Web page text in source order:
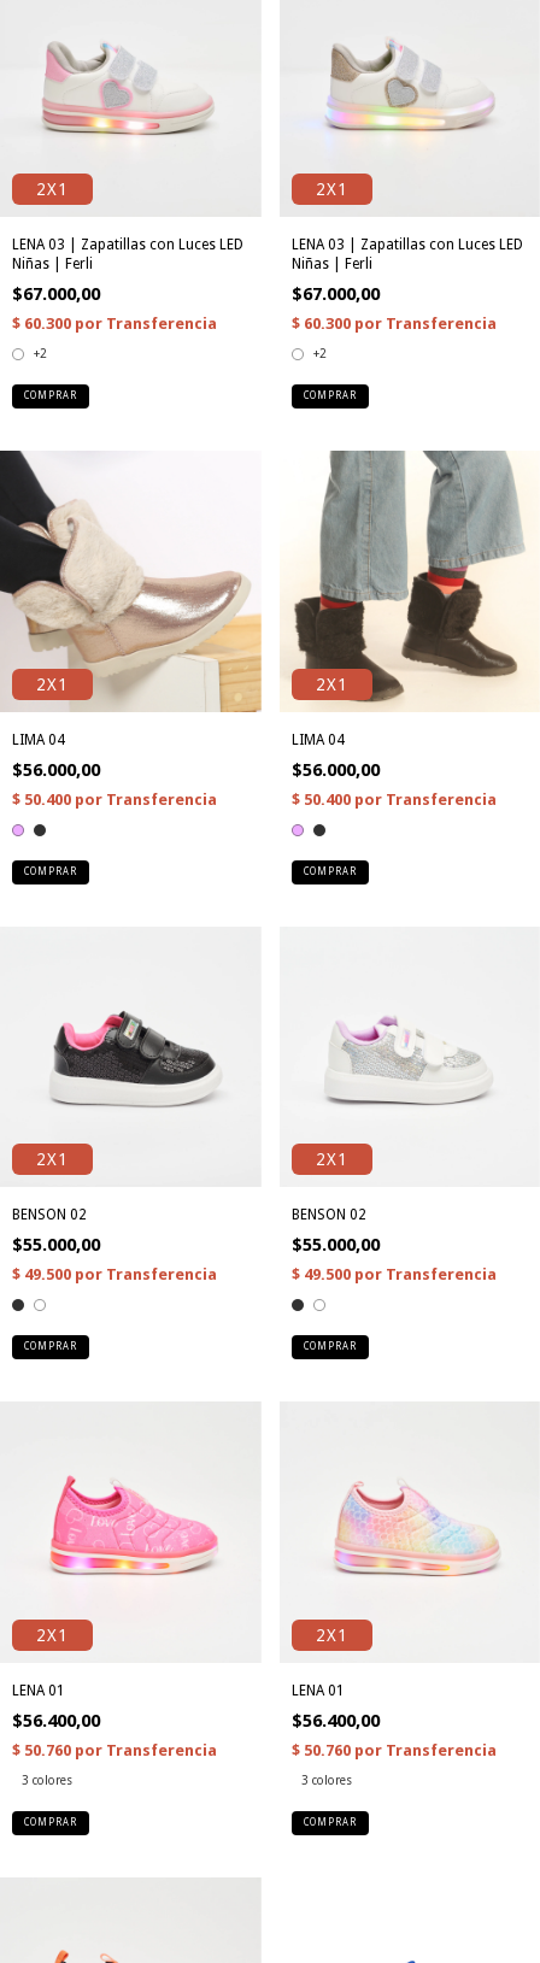
2X1
LENA 03 | Zapatillas con Luces LED
Niñas | Ferli
$67.000,00
+2
COMPRAR
2X1
LENA 03 | Zapatillas con Luces LED
Niñas | Ferli
$67.000,00
+2
COMPRAR
2X1
LIMA 04
$56.000,00
COMPRAR
2X1
LIMA 04
$56.000,00
COMPRAR
2X1
BENSON 02
$55.000,00
COMPRAR
2X1
BENSON 02
$55.000,00
COMPRAR
2X1
LENA 01
$56.400,00
3 colores
COMPRAR
2X1
LENA 01
$56.400,00
3 colores
COMPRAR